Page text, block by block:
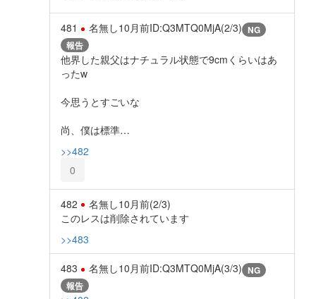
481 名無し10月前ID:Q3MTQ0MjA(2/3) NG
報告
他界した親父はナチュラル状態で9cmくらいはあ
ったw
今思うとすごいな
尚、僕は標準…
>>482
0
482 名無し10月前(2/3)
このレスは削除されています
>>483
483 名無し10月前ID:Q3MTQ0MjA(3/3) NG
報告